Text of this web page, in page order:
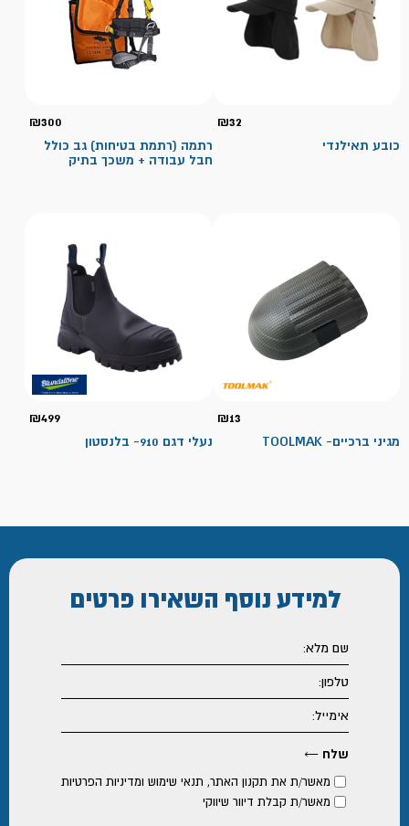
₪32
כובע תאילנדי
₪300
רתמה (רתמת בטיחות) גב כולל
חבל עבודה + משכך בתיק
₪13
מגיני ברכיים- TOOLMAK
₪499
נעלי דגם 910- בלנסטון
למידע נוסף השאירו פרטים
מאשר/ת את תקנון האתר, תנאי שימוש ומדיניות הפרטיות
מאשר/ת קבלת דיוור שיווקי